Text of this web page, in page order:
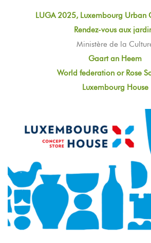
LUGA 2025, Luxembourg Urban
Rendez-vous aux
Ministère de la
Gaart an Heem
World federation or Rose
Luxembourg House